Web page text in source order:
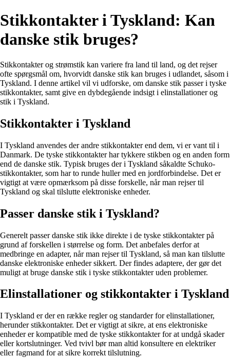
Stikkontakter i Tyskland: Kan
danske stik bruges?
Stikkontakter og strømstik kan variere fra land til land, og det rejser
ofte spørgsmål om, hvorvidt danske stik kan bruges i udlandet, såsom i
Tyskland. I denne artikel vil vi udforske, om danske stik passer i tyske
stikkontakter, samt give en dybdegående indsigt i elinstallationer og
stik i Tyskland.
Stikkontakter i Tyskland
I Tyskland anvendes der andre stikkontakter end dem, vi er vant til i
Danmark. De tyske stikkontakter har tykkere stikben og en anden form
end de danske stik. Typisk bruges der i Tyskland såkaldte Schuko-
stikkontakter, som har to runde huller med en jordforbindelse. Det er
vigtigt at være opmærksom på disse forskelle, når man rejser til
Tyskland og skal tilslutte elektroniske enheder.
Passer danske stik i Tyskland?
Generelt passer danske stik ikke direkte i de tyske stikkontakter på
grund af forskellen i størrelse og form. Det anbefales derfor at
medbringe en adapter, når man rejser til Tyskland, så man kan tilslutte
danske elektroniske enheder sikkert. Der findes adaptere, der gør det
muligt at bruge danske stik i tyske stikkontakter uden problemer.
Elinstallationer og stikkontakter i Tyskland
I Tyskland er der en række regler og standarder for elinstallationer,
herunder stikkontakter. Det er vigtigt at sikre, at ens elektroniske
enheder er kompatible med de tyske stikkontakter for at undgå skader
eller kortslutninger. Ved tvivl bør man altid konsultere en elektriker
eller fagmand for at sikre korrekt tilslutning.